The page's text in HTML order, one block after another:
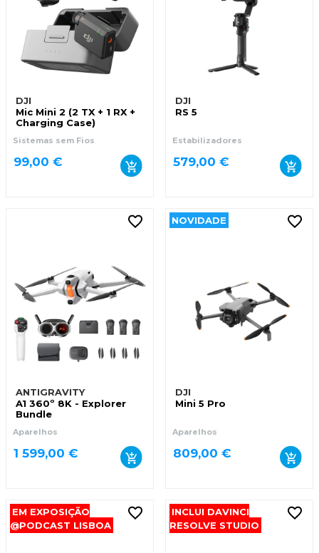
DJI
Mic Mini 2 (2 TX + 1 RX +
Charging Case)
Sistemas sem Fios
99,00 €
DJI
RS 5
Estabilizadores
579,00 €
ANTIGRAVITY
A1 360º 8K - Explorer
Bundle
Aparelhos
1 599,00 €
NOVIDADE
DJI
Mini 5 Pro
Aparelhos
809,00 €
EM EXPOSIÇÃO
@PODCAST LISBOA
INCLUI DAVINCI
RESOLVE STUDIO